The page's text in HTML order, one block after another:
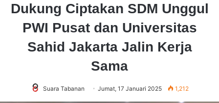
Dukung Ciptakan SDM Unggul
PWI Pusat dan Universitas
Sahid Jakarta Jalin Kerja
Sama
Suara Tabanan Jumat, 17 Januari 2025 1,212